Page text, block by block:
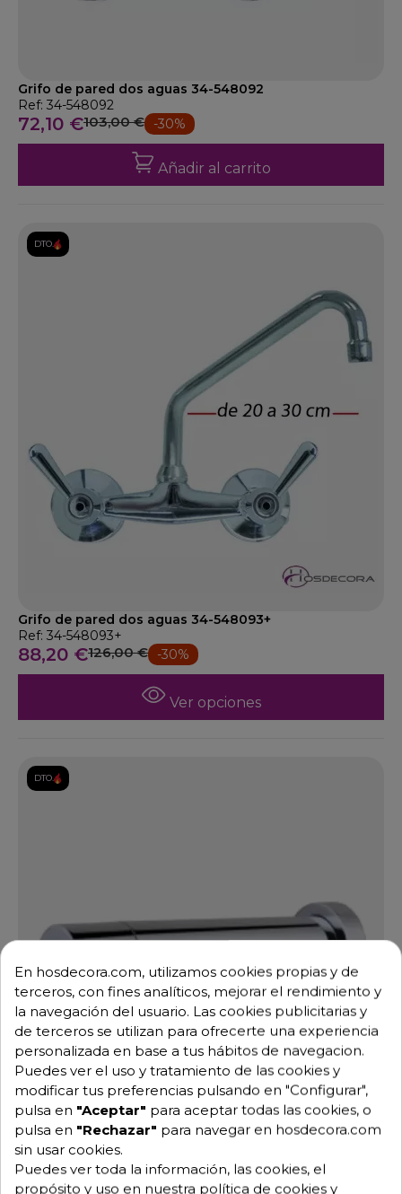
Grifo de pared dos aguas 34-548092
Ref: 34-548092
72,10 €103,00 € -30%
Añadir al carrito
DTO.
Grifo de pared dos aguas 34-548093+
Ref: 34-548093+
88,20 €126,00 € -30%
Ver opciones
DTO.
Grifo electronico de pared 06-460808
Ref: 06-460808
117,99 €171,00 € -31%
En hosdecora.com, utilizamos cookies propias y de
terceros, con fines analíticos, mejorar el rendimiento y
la navegación del usuario. Las cookies publicitarias y
de terceros se utilizan para ofrecerte una experiencia
personalizada en base a tus hábitos de navegacion.
Puedes ver el uso y tratamiento de las cookies y
modificar tus preferencias pulsando en "Configurar",
pulsa en "Aceptar" para aceptar todas las cookies, o
pulsa en "Rechazar" para navegar en hosdecora.com
sin usar cookies.
Puedes ver toda la información, las cookies, el
propósito y uso en nuestra política de cookies y